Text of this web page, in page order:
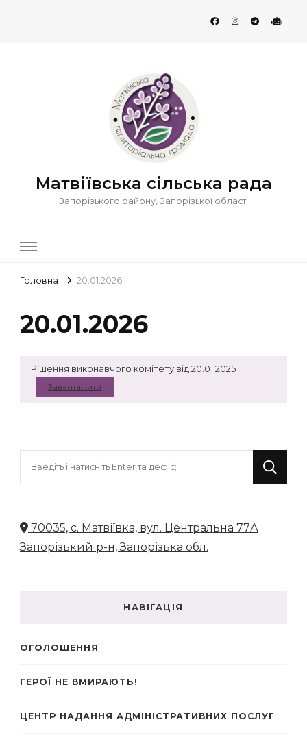
Матвіївська сільська рада
Запорізького району, Запорізької області
Головна 20.01.2026
20.01.2026
Рiшення виконавчого комiтету вiд 20.01.2025
Завантажити
70035, с. Матвіївка, вул. Центральна 77А
Запорізький р-н, Запорізька обл.
НАВІГАЦІЯ
ОГОЛОШЕННЯ
ГЕРОЇ НЕ ВМИРАЮТЬ!
ЦЕНТР НАДАННЯ АДМІНІСТРАТИВНИХ ПОСЛУГ